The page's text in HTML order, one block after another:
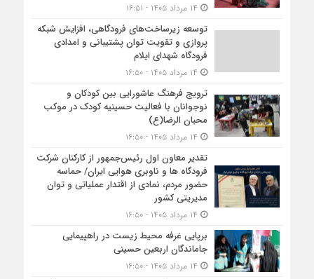
توسعه زیرساخت‌های فرودگاهی، افزایش شبکه
پروازی و تقویت توان پشتیبانی و امدادی
فرودگاه شهدای ایلام
ترویج فرهنگ عاشورایی بین کودکان و
نوجوانان با فعالیت حسینیه کودک در موکب
محبان الرضا(ع)
تقدیر معاون اول رئیس‌جمهور از کارکنان شرکت
فرودگاه ها و ناوبری هوایی ایران/ حماسه
حضور مردم، نمادی از اقتدار عملیاتی و توان
مدیریتی کشور
برپایی غرفه محیط زیست در راهپیمایی
جاماندگان اربعین حسینی